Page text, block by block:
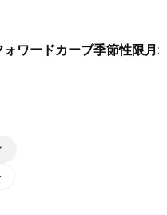
ォワードカーブ季節性限月